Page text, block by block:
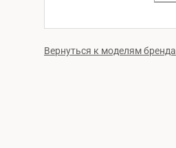
Вернуться к моделям бренда